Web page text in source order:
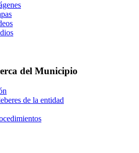
del Municipio
de la entidad